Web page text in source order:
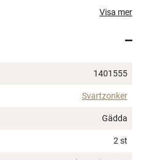
Visa mer
1401555
Svartzonker
Gädda
2 st